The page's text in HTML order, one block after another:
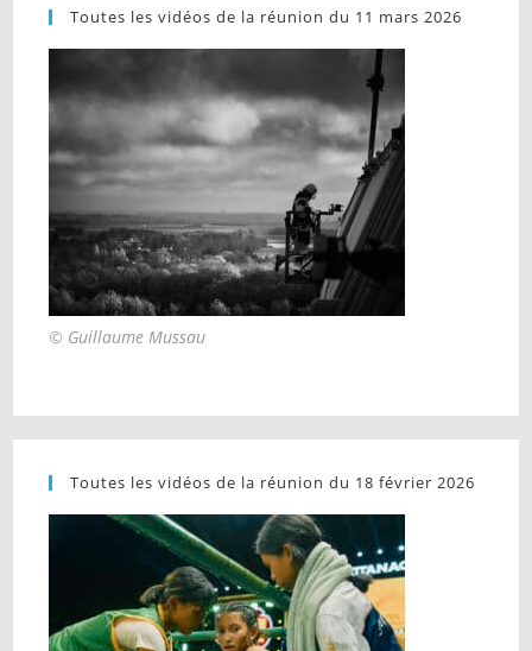
Toutes les vidéos de la réunion du 11 mars 2026
© Guillaume Mussau
Toutes les vidéos de la réunion du 18 février 2026